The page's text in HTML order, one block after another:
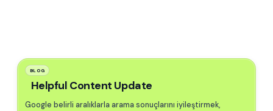
BLOG
Helpful Content Update
Google belirli aralıklarla arama sonuçlarını iyileştirmek,